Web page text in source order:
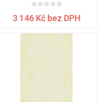
3 146 Kč bez DPH